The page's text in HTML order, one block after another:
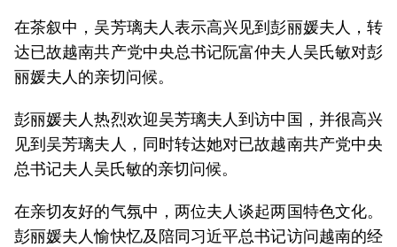
在茶叙中，吴芳璃夫人表示高兴见到彭丽媛夫人，转
达已故越南共产党中央总书记阮富仲夫人吴氏敏对彭
丽媛夫人的亲切问候。
彭丽媛夫人热烈欢迎吴芳璃夫人到访中国，并很高兴
见到吴芳璃夫人，同时转达她对已故越南共产党中央
总书记夫人吴氏敏的亲切问候。
在亲切友好的气氛中，两位夫人谈起两国特色文化。
彭丽媛夫人愉快忆及陪同习近平总书记访问越南的经